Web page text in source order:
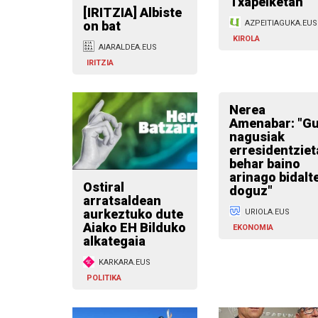
[IRITZIA] Albiste
on bat
AIARALDEA.EUS
IRITZIA
AZPEITIAGUKA.EUS
KIROLA
Ostiral
arratsaldean
aurkeztuko dute
Aiako EH Bilduko
alkategaia
KARKARA.EUS
POLITIKA
Nerea
Amenabar:
nagusiak
behar baino
arinago
doguz"
URIOLA.EUS
EKONOMIA